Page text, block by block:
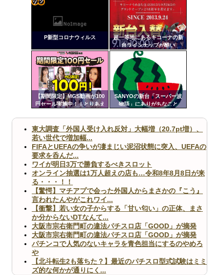
【画像】ペプシコーラ社、「こういうのでいいんだよ」
Powered by livedoor 相互RSS
P新型コロナウィルス
超一等地にあるキコーナの新
台ラインナップが酷い
【期間限定】MGS動画が100
円セール実施中！！とりあえ
SANYOの新台「スーパー波
物語」にありがちなこと
ンク
自動
更新
ツー
東大調査「外国人受け入れ反対」大幅増（20.7pt増）、
若い世代で増加幅...
FIFAとUEFAの争いが凄まじい泥沼状態に突入、UEFAの
要求を呑んだ...
ワイが明日3万で勝負するべきスロット
オンライン抽選は1万人超えの店も…令和8年8月8日が来
る・・・！！
【驚愕】マチアプで会った外国人からまさかの『こう』
言われたんやがこれワイ...
【衝撃】若い女の子からする「甘い匂い」の正体、まさ
か分からないDTなんて...
大阪市宗右衛門町の違法パチスロ店「GOOD」が摘発
大阪市宗右衛門町の違法パチスロ店「GOOD」が摘発
パチンコで人気のないキャラを青色担当にするのやめろ
や
【北斗転生2も落ちた？】最近のパチスロ型式試験はミミ
ズ的な何かが通りにく...